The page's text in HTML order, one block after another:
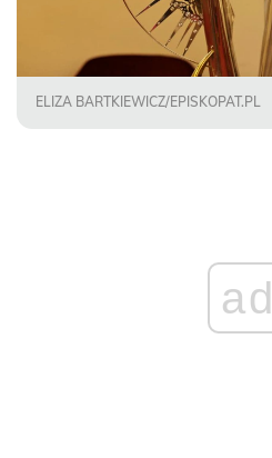
ELIZA BARTKIEWICZ/EPISKOPAT.PL
ad